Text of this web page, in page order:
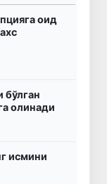
оид
бўлган
олинади
исмини